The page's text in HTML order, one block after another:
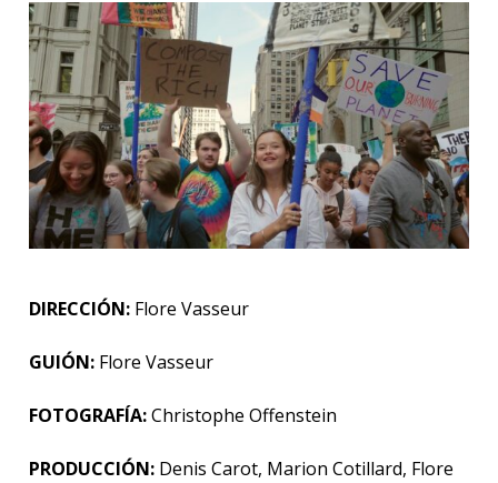
DIRECCIÓN: Flore Vasseur
GUIÓN: Flore Vasseur
FOTOGRAFÍA:Christophe Offenstein
PRODUCCIÓN: Denis Carot, Marion Cotillard, Flore